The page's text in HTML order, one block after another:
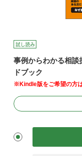
試し読み
事例からわかる相
ドブック
※Kindle版をご希望の方